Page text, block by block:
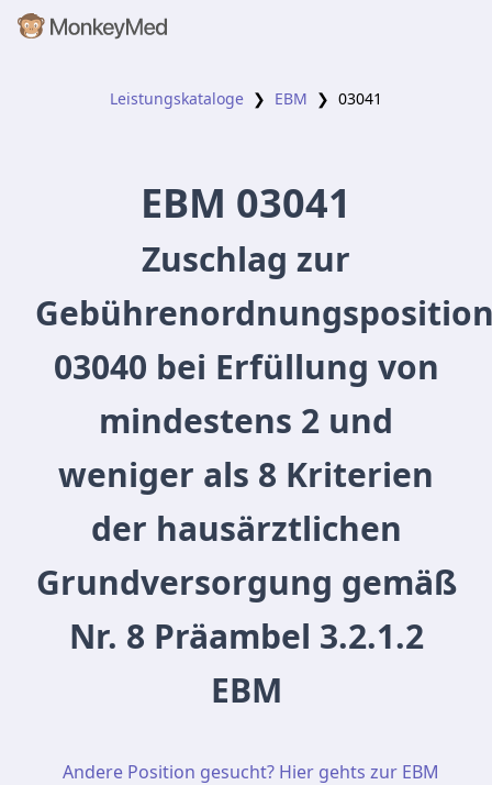
Leistungskataloge ❯ EBM ❯ 03041
EBM 03041
Zuschlag zur
03040 bei Erfüllung von
mindestens 2 und
weniger als 8 Kriterien
der hausärztlichen
Grundversorgung gemäß
Nr. 8 Präambel 3.2.1.2
EBM
Andere Position gesucht? Hier gehts zur EBM